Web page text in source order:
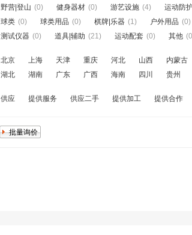
野营|登山 (0) 健身器材 (0) 游艺设施 (4) 运动防
球类 (0) 球类用品 (0) 棋牌|乐器 (1) 户外用品 (0)
测试仪器 (0) 道具|辅助 (21) 运动配套 (0) 其他
北京 上海 天津 重庆 河北 山西 内蒙古
湖北
湖南 广东 广西 海南 四川 贵州
供应 提供服务 供应二手 提供加工 提供合作